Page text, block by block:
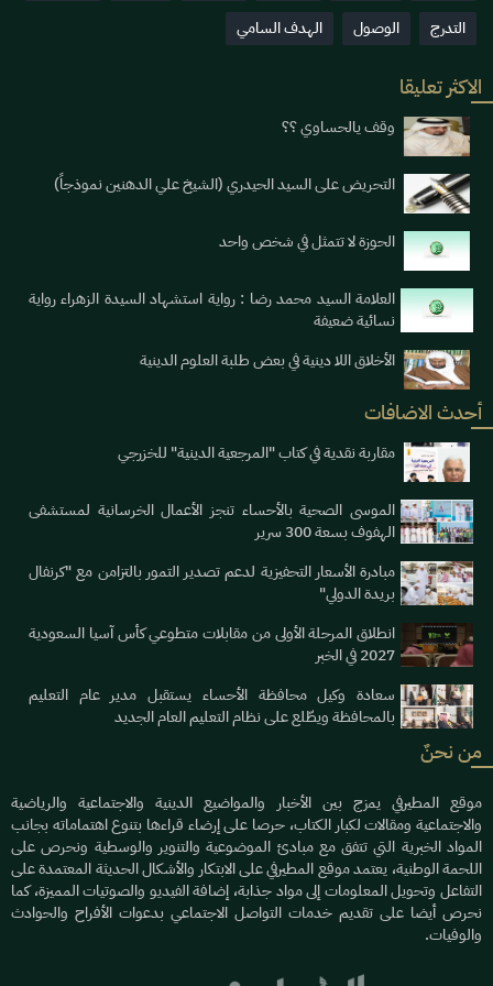
التدرج
الوصول الهدف السامي
الاكثر تعليقا
وقف يالحساوي ؟؟
التحريض على السيد الحيدري (الشيخ علي الدهنين نموذجاً)
الحوزة لا تتمثل في شخص واحد
العلامة السيد محمد رضا : رواية استشهاد السيدة الزهراء رواية
نسائية ضعيفة
الأخلاق اللا دينية في بعض طلبة العلوم الدينية
أحدث الاضافات
مقاربة نقدية في كتاب "المرجعية الدينية" للخزرجي
الموسى الصحية بالأحساء تنجز الأعمال الخرسانية لمستشفى
الهفوف بسعة 300 سرير
مبادرة الأسعار التحفيزية لدعم تصدير التمور بالتزامن مع "كرنفال
بريدة الدولي"
انطلاق المرحلة الأولى من مقابلات متطوعي كأس آسيا السعودية
2027 في الخبر
سعادة وكيل محافظة الأحساء يستقبل مدير عام التعليم
بالمحافظة ويطّلع على نظام التعليم العام الجديد
من نحنٌ
موقع المطيرفي يمزج بين الأخبار والمواضيع الدينية والاجتماعية والرياضية
والاجتماعية ومقالات لكبار الكتاب، حرصا على إرضاء قراءها بتنوع اهتماماته بجانب
المواد الخبرية التي تتفق مع مبادئ الموضوعية والتنوير والوسطية ونحرص على
اللحمة الوطنية، يعتمد موقع المطيرفي على الابتكار والأشكال الحديثة المعتمدة على
التفاعل وتحويل المعلومات إلى مواد جذابة، إضافة الفيديو والصوتيات المميزة، كما
نحرص أيضا على تقديم خدمات التواصل الاجتماعي بدعوات الأفراح والحوادث
والوفيات.